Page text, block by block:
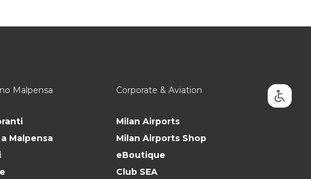
Malpensa
Malpensa
Corporate & Aviation
Milan Airports
Milan Airports Shop
eBoutique
Club SEA